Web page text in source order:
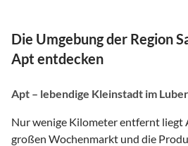
Die Umgebung der Region
Apt entdecken
Apt – lebendige Kleinstadt im
Nur wenige Kilometer entfernt liegt
großen Wochenmarkt und die